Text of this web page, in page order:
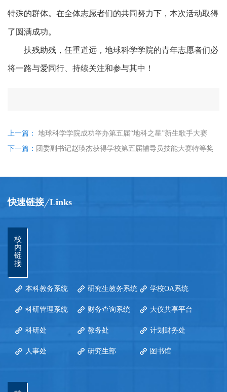
特殊的群体。在全体志愿者们的共同努力下，本次活动取得
了圆满成功。
扶残助残，任重道远，地球科学学院的青年志愿者们必
将一路与爱同行、持续关注和参与其中！
上一篇： 地球科学学院成功举办第五届“地科之星”新生歌手大赛
下一篇： 团委副书记赵瑛杰获得学校第五届辅导员技能大赛特等奖
快速链接 Links
校
内
链
接
本科教务系统 研究生教务系统 学校OA系统
科研管理系统 财务查询系统 大仪共享平台
科研处 教务处 计划财务处
人事处 研究生部 图书馆